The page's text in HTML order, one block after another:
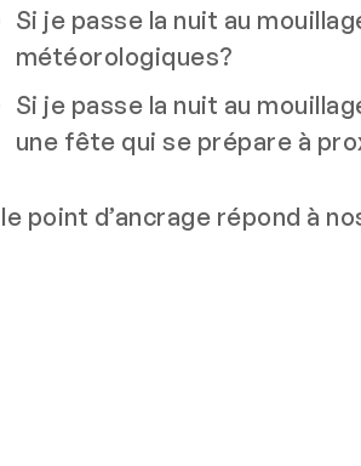
Si je passe la nuit au
météorologiques?
Si je passe la nuit au
une fête qui se prépare à
point d’ancrage répond à